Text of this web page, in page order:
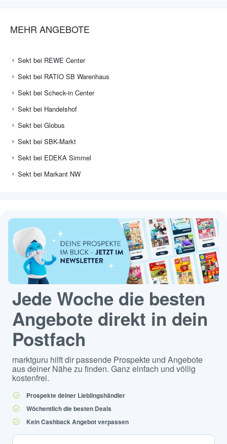
MEHR ANGEBOTE
Sekt bei REWE Center
Sekt bei RATIO SB Warenhaus
Sekt bei Scheck-in Center
Sekt bei Handelshof
Sekt bei Globus
Sekt bei SBK-Markt
Sekt bei EDEKA Simmel
Sekt bei Markant NW
Jede Woche die besten
Angebote direkt in dein
Postfach
marktguru hilft dir passende Prospekte und Angebote
aus deiner Nähe zu finden. Ganz einfach und völlig
kostenfrei.
Prospekte deiner Lieblingshändler
Wöchentlich die besten Deals
Kein Cashback Angebot verpassen